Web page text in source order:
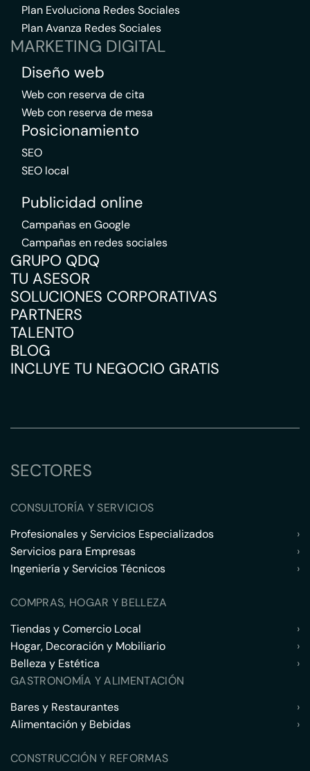
Plan Evoluciona Redes Sociales
Plan Avanza Redes Sociales
MARKETING DIGITAL
Diseño web
Web con reserva de cita
Web con reserva de mesa
Posicionamiento
SEO
SEO local
Publicidad online
Campañas en Google
Campañas en redes sociales
GRUPO QDQ
TU ASESOR
SOLUCIONES CORPORATIVAS
PARTNERS
TALENTO
BLOG
INCLUYE TU NEGOCIO GRATIS
SECTORES
CONSULTORÍA Y SERVICIOS
Profesionales y Servicios Especializados
›
Servicios para Empresas
›
Ingeniería y Servicios Técnicos
›
COMPRAS, HOGAR Y BELLEZA
Tiendas y Comercio Local
›
Hogar, Decoración y Mobiliario
›
Belleza y Estética
›
GASTRONOMÍA Y ALIMENTACIÓN
Bares y Restaurantes
›
Alimentación y Bebidas
›
CONSTRUCCIÓN Y REFORMAS